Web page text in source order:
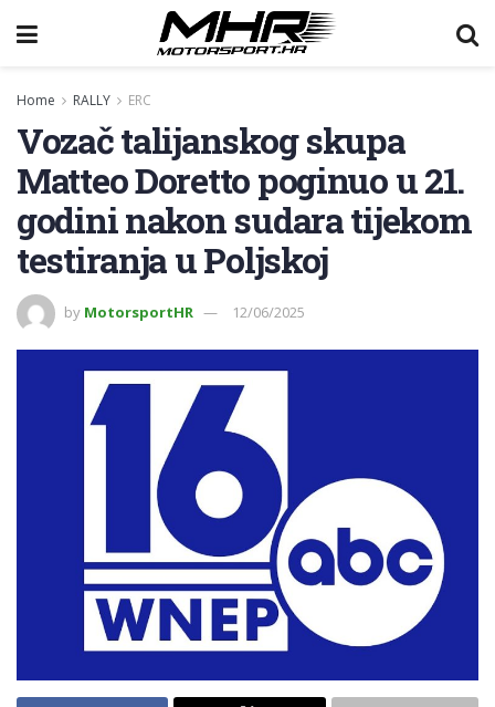
Home RALLY ERC
Vozač talijanskog skupa
Matteo Doretto poginuo u 21.
godini nakon sudara tijekom
testiranja u Poljskoj
by MotorsportHR 12/06/2025